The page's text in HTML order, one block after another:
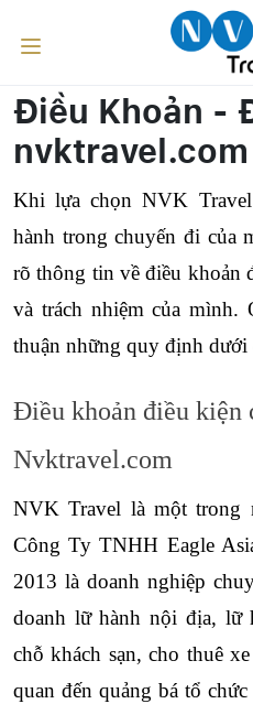
Điều Khoản -
nvktravel.com
Khi lựa chọn NVK
hành trong chuyến đi của
rõ thông tin về điều khoản
và trách nhiệm của mình.
thuận những quy định dưới
Điều khoản điều kiện
Nvktravel.com
NVK Travel là một trong
Công Ty TNHH Eagle
2013 là doanh nghiệp
doanh lữ hành nội địa, lữ
chỗ khách sạn, cho thuê
quan đến quảng bá tổ